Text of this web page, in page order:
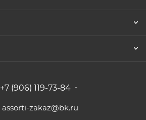
+7 (906) 119-73-84
assorti-zakaz@bk.ru